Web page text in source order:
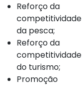
Reforço da
competitividade
da pesca;
Reforço da
competitividade
do turismo;
Promoção